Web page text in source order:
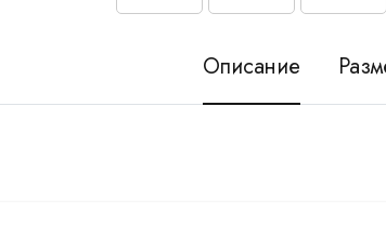
Описание